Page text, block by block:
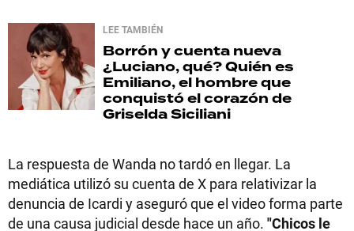
LEE TAMBIÉN
Borrón y cuenta nueva
¿Luciano, qué? Quién es
Emiliano, el hombre que
conquistó el corazón de
Griselda Siciliani
La respuesta de Wanda no tardó en llegar. La
mediática utilizó su cuenta de X para relativizar la
denuncia de Icardi y aseguró que el video forma parte
de una causa judicial desde hace un año. "Chicos le